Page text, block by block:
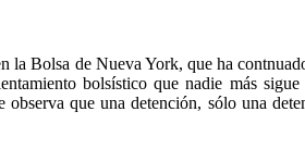
Bolsa de Nueva York, que ha
bolsístico que nadie más
que una detención, sólo una